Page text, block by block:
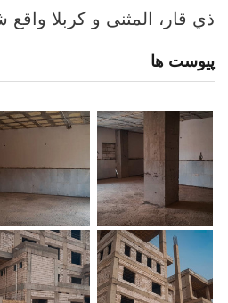
ذي قار، المثنی و کربلا واقع
پیوست ها